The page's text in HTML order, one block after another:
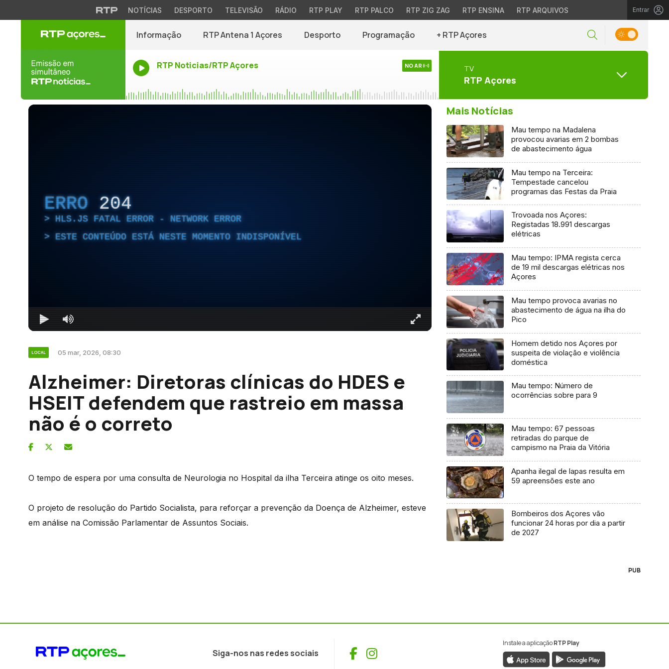
NOTÍCIAS DESPORTO TELEVISÃO RÁDIO RTP PLAY RTP PALCO RTP ZIG ZAG RTP ENSINA RTP ARQUIVOS Entrar
Informação RTP Antena 1 Açores Desporto Programação + RTP Açores
RTP Noticias/RTP Açores NO AR TV
RTP Açores
ERRO 204
HLS.JS FATAL ERROR - NETWORK ERROR
ESTE CONTEÚDO ESTÁ NESTE MOMENTO INDISPONÍVEL
LOCAL 05 mar, 2026, 08:30
Alzheimer: Diretoras clínicas do HDES e
HSEIT defendem que rastreio em massa
não é o correto
O tempo de espera por uma consulta de Neurologia no Hospital da ilha Terceira atinge os oito meses.
O projeto de resolução do Partido Socialista, para reforçar a prevenção da Doença de Alzheimer, esteve
em análise na Comissão Parlamentar de Assuntos Sociais.
Mais Notícias
Mau tempo na Madalena
provocou avarias em 2 bombas
de abastecimento água
Mau tempo na Terceira:
Tempestade cancelou
programas das Festas da Praia
Trovoada nos Açores:
Registadas 18.991 descargas
elétricas
Mau tempo: IPMA regista cerca
de 19 mil descargas elétricas nos
Açores
Mau tempo provoca avarias no
abastecimento de água na ilha do
Pico
Homem detido nos Açores por
suspeita de violação e violência
doméstica
Mau tempo: Número de
ocorrências sobre para 9
Mau tempo: 67 pessoas
retiradas do parque de
campismo na Praia da Vitória
Apanha ilegal de lapas resulta em
59 apreensões este ano
Bombeiros dos Açores vão
funcionar 24 horas por dia a partir
de 2027
PUB
Siga-nos nas redes sociais Facebook
Instagram
Instale a aplicaçãoRTP Play